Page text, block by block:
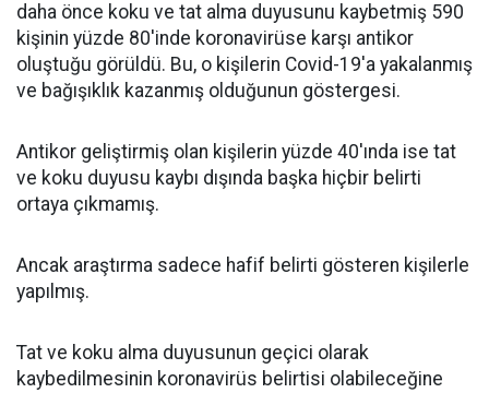
daha önce koku ve tat alma duyusunu kaybetmiş 590
kişinin yüzde 80'inde koronavirüse karşı antikor
oluştuğu görüldü. Bu, o kişilerin Covid-19'a yakalanmış
ve bağışıklık kazanmış olduğunun göstergesi.
Antikor geliştirmiş olan kişilerin yüzde 40'ında ise tat
ve koku duyusu kaybı dışında başka hiçbir belirti
ortaya çıkmamış.
Ancak araştırma sadece hafif belirti gösteren kişilerle
yapılmış.
Tat ve koku alma duyusunun geçici olarak
kaybedilmesinin koronavirüs belirtisi olabileceğine